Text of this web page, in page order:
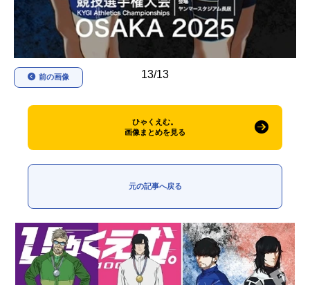
13/13
前の画像
ひゃくえむ。
画像まとめを見る
元の記事へ戻る